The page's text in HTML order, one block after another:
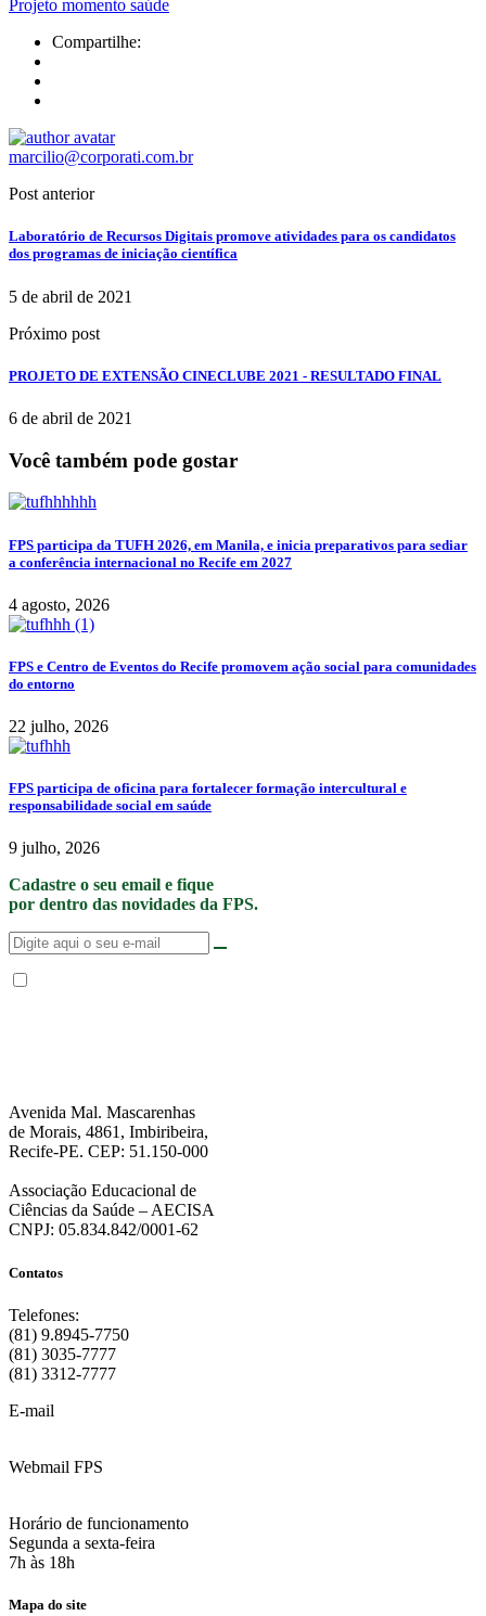
Projeto momento saúde
Compartilhe:
marcilio@corporati.com.br
Post anterior
Laboratório de Recursos Digitais promove atividades para os candidatos
dos programas de iniciação científica
5 de abril de 2021
Próximo post
PROJETO DE EXTENSÃO CINECLUBE 2021 - RESULTADO FINAL
6 de abril de 2021
Você também pode gostar
FPS participa da TUFH 2026, em Manila, e inicia preparativos para sediar
a conferência internacional no Recife em 2027
4 agosto, 2026
FPS e Centro de Eventos do Recife promovem ação social para comunidades
do entorno
22 julho, 2026
FPS participa de oficina para fortalecer formação intercultural e
responsabilidade social em saúde
9 julho, 2026
Cadastre o seu email e fique
por dentro das novidades da FPS.
Avenida Mal. Mascarenhas
de Morais, 4861, Imbiribeira,
Recife-PE. CEP: 51.150-000
Associação Educacional de
Ciências da Saúde – AECISA
CNPJ: 05.834.842/0001-62
Contatos
Telefones:
(81) 9.8945-7750
(81) 3035-7777
(81) 3312-7777
E-mail
Webmail FPS
Horário de funcionamento
Segunda a sexta-feira
7h às 18h
Mapa do site